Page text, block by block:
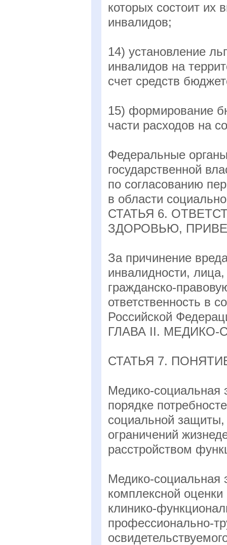
которых состоит их
инвалидов;
14) установление
инвалидов на
счет средств
15) формирование
части расходов на
Федеральные
государственной
по согласованию
в области
СТАТЬЯ 6.
ЗДОРОВЬЮ,
За причинение
инвалидности,
гражданско-
ответственность в
Российской
ГЛАВА II.
СТАТЬЯ 7.
Медико-социальная
порядке
социальной
ограничений
расстройством
Медико-социальная
комплексной
клинико-
профессионально-